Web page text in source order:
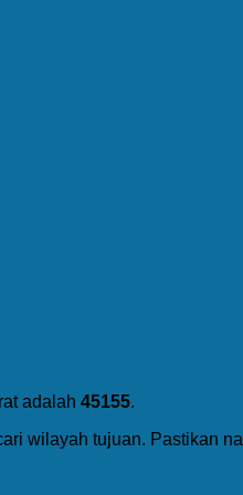
adalah 45155.
wilayah tujuan. Pastikan